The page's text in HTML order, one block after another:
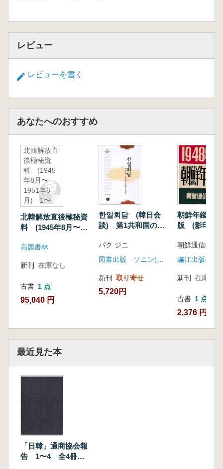
レビュー
レビューを書く
あなたへのおすすめ
北韓解放直
後極秘資
料 (1945
年8月〜
1951年6
月) 1〜
(影印)
北韓解放直後極秘資
料 (1945年8月〜
全6巻 (影印)
高麗書林
新刊 在庫なし
古書 1 点
95,040 円
한일회담 (韓日会
談) 第1共和国の対
開過程
パク ジニ
図書出版 ソニン(선인)
新刊 取り寄せ
5,720円
朝鮮年鑑
版 (影印)
朝鮮通信社
驪江出版社
新刊 在庫なし
古書 1 点
2,376 円
最近見た本
「日韓」通商協会報
告 1〜4 全4冊